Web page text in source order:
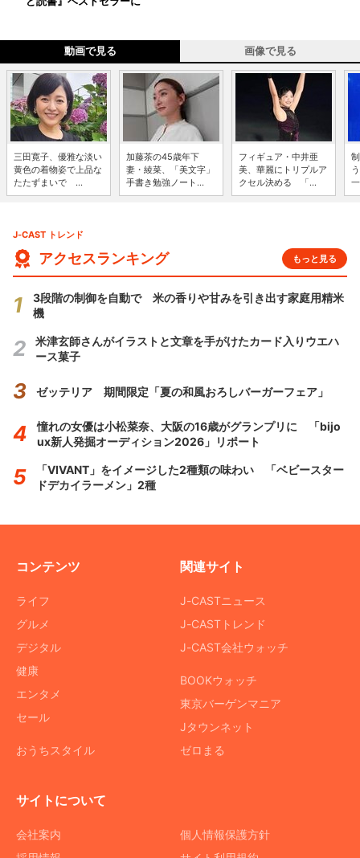
動画で見る 画像で見る
三田寛子、優雅な淡い
黄色の着物姿で上品な
たたずまいで ...
加藤茶の45歳年下
妻・綾菜、「美文字」
手書き勉強ノート...
フィギュア・中井亜
美、華麗にトリプルア
クセル決める 「...
J-CAST トレンド
アクセスランキング もっと見る
3段階の制御を自動で 米の香りや甘みを引き出す家庭用精米
機
米津玄師さんがイラストと文章を手がけたカード入りウエハ
ース菓子
ゼッテリア 期間限定「夏の和風おろしバーガーフェア」
憧れの女優は小松菜奈、大阪の16歳がグランプリに 「bijo
ux新人発掘オーディション2026」リポート
「VIVANT」をイメージした2種類の味わい 「ベビースター
ドデカイラーメン」2種
コンテンツ
ライフ
グルメ
デジタル
健康
エンタメ
セール
おうちスタイル
関連サイト
J-CASTニュース
J-CASTトレンド
J-CAST会社ウォッチ
BOOKウォッチ
東京バーゲンマニア
Jタウンネット
ゼロまる
サイトについて
会社案内
個人情報保護方針